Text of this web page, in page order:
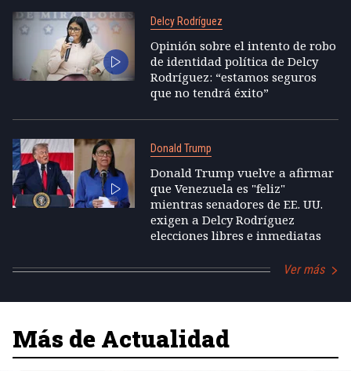
Delcy Rodríguez
Opinión sobre el intento de robo
de identidad política de Delcy
Rodríguez: “estamos seguros
que no tendrá éxito”
Donald Trump
Donald Trump vuelve a afirmar
que Venezuela es "feliz"
mientras senadores de EE. UU.
exigen a Delcy Rodríguez
elecciones libres e inmediatas
Ver más
Más de Actualidad